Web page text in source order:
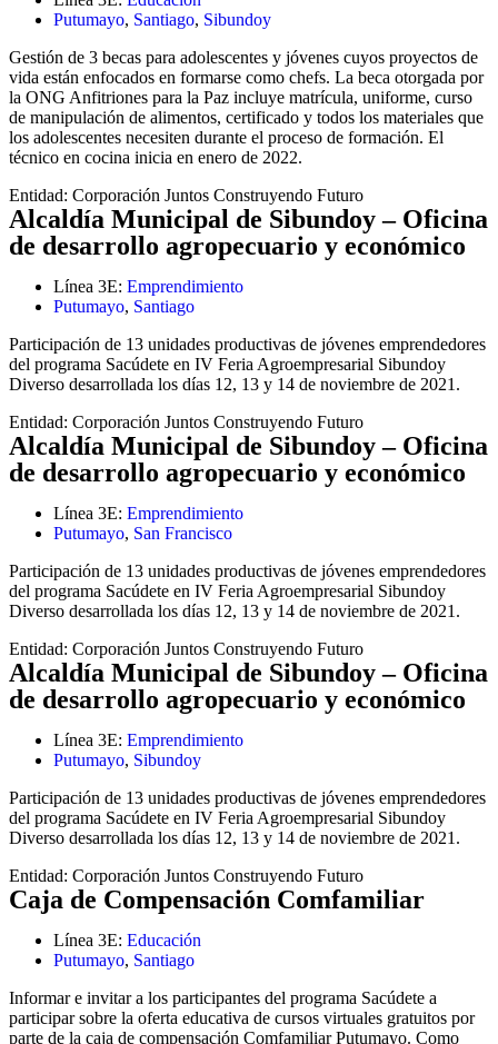
Putumayo, Santiago, Sibundoy
Gestión de 3 becas para adolescentes y jóvenes cuyos proyectos de
vida están enfocados en formarse como chefs. La beca otorgada por
la ONG Anfitriones para la Paz incluye matrícula, uniforme, curso
de manipulación de alimentos, certificado y todos los materiales que
los adolescentes necesiten durante el proceso de formación. El
técnico en cocina inicia en enero de 2022.
Entidad: Corporación Juntos Construyendo Futuro
Alcaldía Municipal de Sibundoy – Oficina
de desarrollo agropecuario y económico
Línea 3E: Emprendimiento
Putumayo, Santiago
Participación de 13 unidades productivas de jóvenes emprendedores
del programa Sacúdete en IV Feria Agroempresarial Sibundoy
Diverso desarrollada los días 12, 13 y 14 de noviembre de 2021.
Entidad: Corporación Juntos Construyendo Futuro
Alcaldía Municipal de Sibundoy – Oficina
de desarrollo agropecuario y económico
Línea 3E: Emprendimiento
Putumayo, San Francisco
Participación de 13 unidades productivas de jóvenes emprendedores
del programa Sacúdete en IV Feria Agroempresarial Sibundoy
Diverso desarrollada los días 12, 13 y 14 de noviembre de 2021.
Entidad: Corporación Juntos Construyendo Futuro
Alcaldía Municipal de Sibundoy – Oficina
de desarrollo agropecuario y económico
Línea 3E: Emprendimiento
Putumayo, Sibundoy
Participación de 13 unidades productivas de jóvenes emprendedores
del programa Sacúdete en IV Feria Agroempresarial Sibundoy
Diverso desarrollada los días 12, 13 y 14 de noviembre de 2021.
Entidad: Corporación Juntos Construyendo Futuro
Caja de Compensación Comfamiliar
Línea 3E: Educación
Putumayo, Santiago
Informar e invitar a los participantes del programa Sacúdete a
participar sobre la oferta educativa de cursos virtuales gratuitos por
parte de la caja de compensación Comfamiliar Putumayo. Como